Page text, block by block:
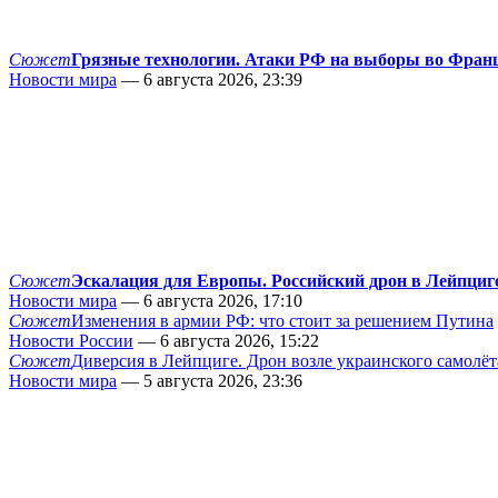
СюжетГрязные технологии. Атаки РФ на выборы во
Новости мира — 6 августа 2026, 23:39
СюжетЭскалация для Европы. Российский дрон в
Новости мира — 6 августа 2026, 17:10
СюжетИзменения в армии РФ: что стоит за решением Путина
Новости России — 6 августа 2026, 15:22
СюжетДиверсия в Лейпциге. Дрон возле украинского
Новости мира — 5 августа 2026, 23:36